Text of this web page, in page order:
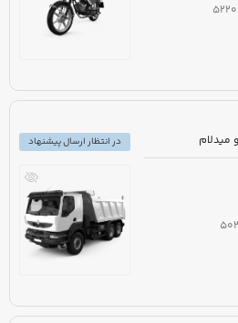
میدلام
در انتظار ارسال پیشنهاد